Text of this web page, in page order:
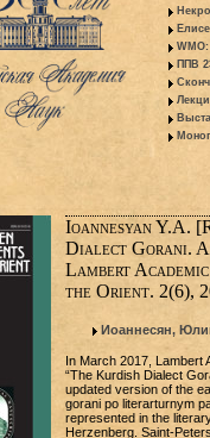
ППВ
Ioannesyan Y.A.
Dialect Gorani. A
Lambert
the Orient. 2(6),
Иоаннесян,
In March 2017, Lambert
“The Kurdish Dialect
updated version of the
gorani po literarturnym
represented in the
Herzenberg. Saint-